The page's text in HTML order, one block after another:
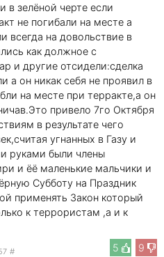
в зелёной черте если
не погибали на месте а
всегда на довольствие в
как должное с
и другие отсидели:сделка
а он никак себя не проявил в
на месте при терракте,а он
привело 7го Октября
в результате чего
угнанных в Газу и
руками были члены
и ёё маленькие мальчики и
Субботу на Праздник
применять Закон который
к террористам ,а и к
5
9
#